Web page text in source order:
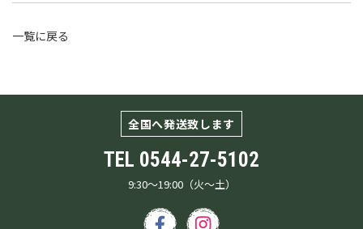
一覧に戻る
全国へ発送致します
TEL 0544-27-5102
9:30～19:00（火～土）